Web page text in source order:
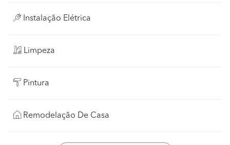
Instalação Elétrica
Limpeza
Pintura
Remodelação De Casa